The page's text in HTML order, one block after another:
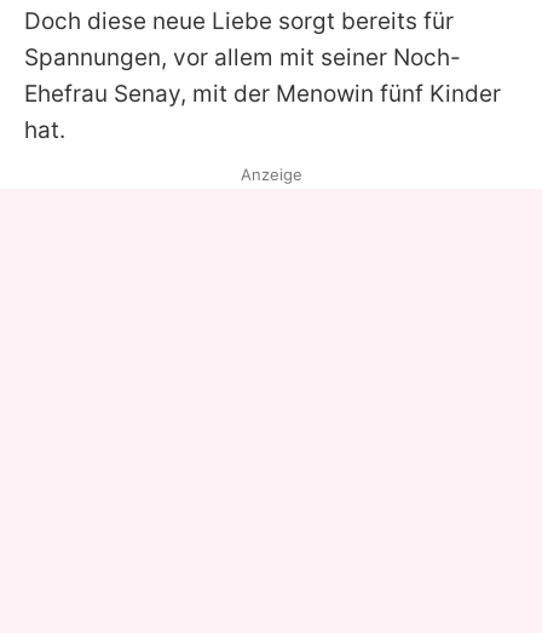
Doch diese neue Liebe sorgt bereits für
Spannungen, vor allem mit seiner Noch-
Ehefrau Senay, mit der Menowin fünf Kinder
hat.
Anzeige